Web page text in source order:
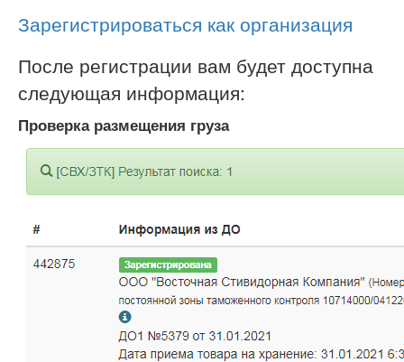
Зарегистрироваться как организация
После регистрации вам будет доступна
следующая информация:
Проверка размещения груза